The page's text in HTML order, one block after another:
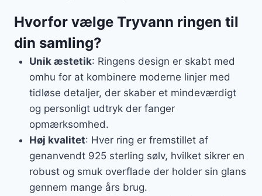
Hvorfor vælge Tryvann ringen til
din samling?
Unik æstetik: Ringens design er skabt med
omhu for at kombinere moderne linjer med
tidløse detaljer, der skaber et mindeværdigt
og personligt udtryk der fanger
opmærksomhed.
Høj kvalitet: Hver ring er fremstillet af
genanvendt 925 sterling sølv, hvilket sikrer en
robust og smuk overflade der holder sin glans
gennem mange års brug.